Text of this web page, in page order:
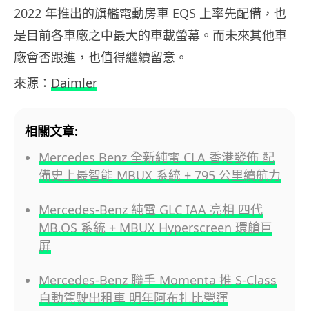
2022 年推出的旗艦電動房車 EQS 上率先配備，也
是目前各車廠之中最大的車載螢幕。而未來其他車
廠會否跟進，也值得繼續留意。
來源： Daimler
相關文章:
Mercedes Benz 全新純電 CLA 香港發佈 配
備史上最智能 MBUX 系統 + 795 公里續航力
Mercedes-Benz 純電 GLC IAA 亮相 四代
MB.OS 系統 + MBUX Hyperscreen 環艙巨
屏
Mercedes-Benz 聯手 Momenta 推 S-Class
自動駕駛出租車 明年阿布扎比營運